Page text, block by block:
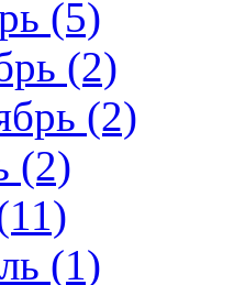
(5)
(2)
(2)
(2)
(1)